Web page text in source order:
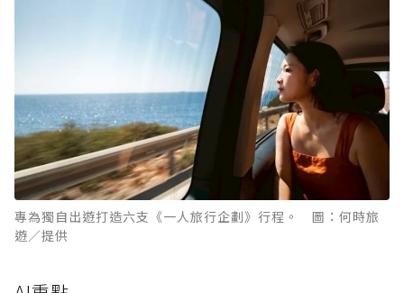
專為獨自出遊打造六支《一人旅行企劃》行程。 圖：何時旅
遊／提供